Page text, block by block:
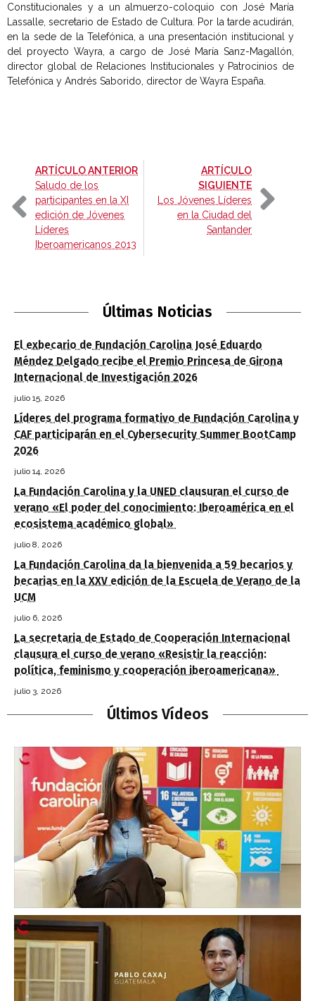
Constitucionales y a un almuerzo-coloquio con José María
Lassalle, secretario de Estado de Cultura. Por la tarde acudirán,
en la sede de la Telefónica, a una presentación institucional y
del proyecto Wayra, a cargo de José María Sanz-Magallón,
director global de Relaciones Institucionales y Patrocinios de
Telefónica y Andrés Saborido, director de Wayra España.
ARTÍCULO ANTERIOR-
Saludo de los
participantes en la XI
edición de Jóvenes
Líderes
Iberoamericanos 2013
ARTÍCULO
SIGUIENTE-
Los Jóvenes Líderes
en la Ciudad del
Santander
Últimas Noticias
El exbecario de Fundación Carolina José Eduardo
Méndez Delgado recibe el Premio Princesa de Girona
Internacional de Investigación 2026
julio 15, 2026
Líderes del programa formativo de Fundación Carolina y
CAF participarán en el Cybersecurity Summer BootCamp
2026
julio 14, 2026
La Fundación Carolina y la UNED clausuran el curso de
verano «El poder del conocimiento: Iberoamérica en el
ecosistema académico global»
julio 8, 2026
La Fundación Carolina da la bienvenida a 59 becarios y
becarias en la XXV edición de la Escuela de Verano de la
UCM
julio 6, 2026
La secretaria de Estado de Cooperación Internacional
clausura el curso de verano «Resistir la reacción:
política, feminismo y cooperación iberoamericana»
julio 3, 2026
Últimos Vídeos